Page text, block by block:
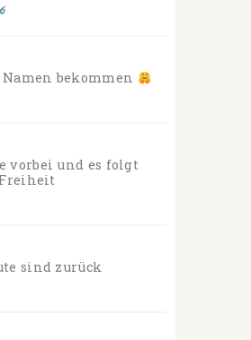
bekommen
vorbei und es folgt
sind zurück